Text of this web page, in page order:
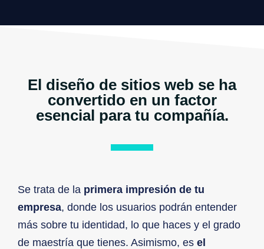
El diseño de sitios web se ha
convertido en un factor
esencial para tu compañía.
Se trata de la primera impresión de tu
empresa, donde los usuarios podrán entender
más sobre tu identidad, lo que haces y el grado
de maestría que tienes. Asimismo, es el